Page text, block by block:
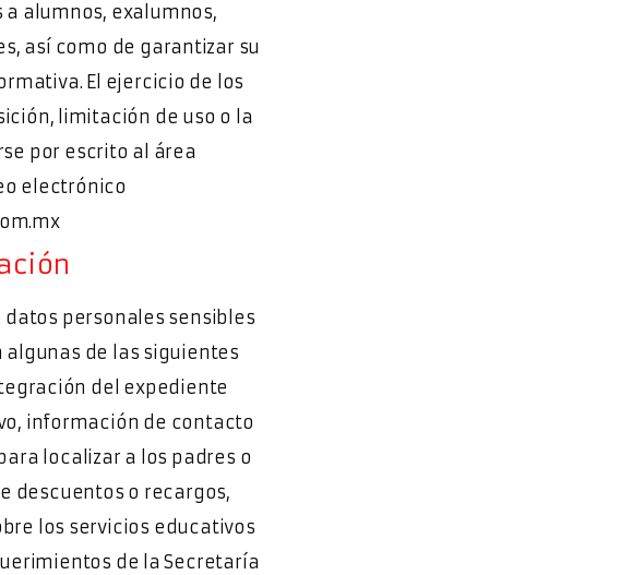
alumnos, exalumnos,
así como de garantizar su
El ejercicio de los
limitación de uso o la
por escrito al área
electrónico
personales sensibles
de las siguientes
del expediente
información de contacto
localizar a los padres o
descuentos o recargos,
los servicios educativos
de la Secretaría